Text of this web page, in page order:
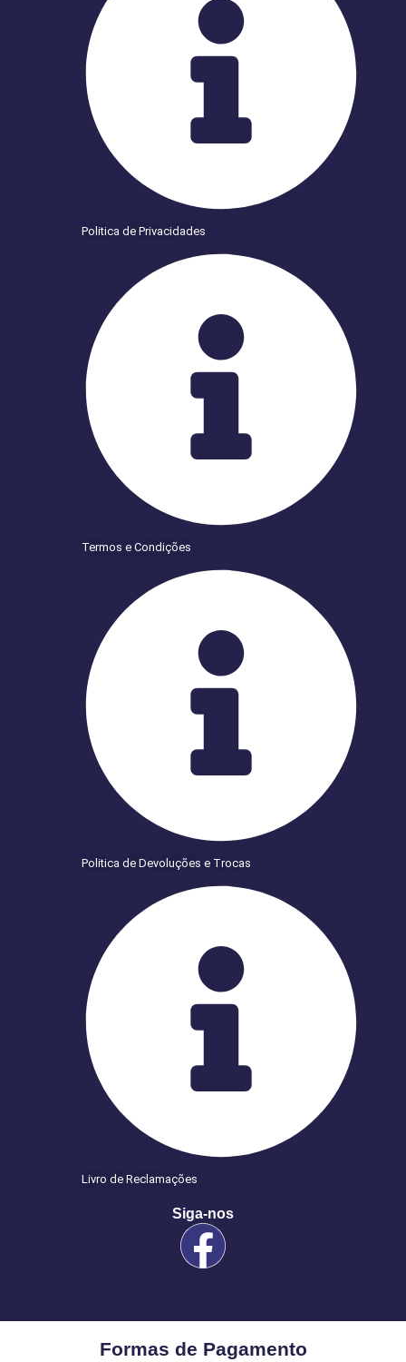
Politica de Privacidades
Termos e Condições
Politica de Devoluções e Trocas
Livro de Reclamações
Siga-nos
Formas de Pagamento